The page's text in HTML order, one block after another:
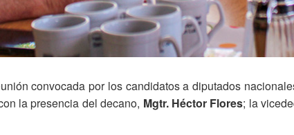
convocada por los candidatos a diputados
la presencia del decano, Mgtr. Héctor Flores; la